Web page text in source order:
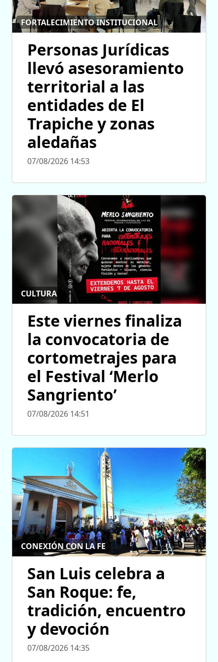
FORTALECIMIENTO INSTITUCIONAL
Personas Jurídicas
llevó asesoramiento
territorial a las
entidades de El
Trapiche y zonas
aledañas
07/08/2026 14:53
CULTURA
Este viernes finaliza
la convocatoria de
cortometrajes para
el Festival ‘Merlo
Sangriento’
07/08/2026 14:51
CONEXIÓN CON LA FE
San Luis celebra a
San Roque: fe,
tradición, encuentro
y devoción
07/08/2026 14:35